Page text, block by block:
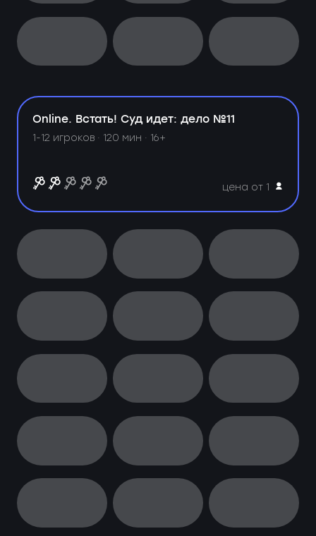
Online. Встать! Суд идет: дело №11
1-12 игроков · 120 мин · 16+
цена от 1